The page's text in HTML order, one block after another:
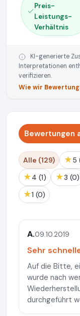
Preis-
Leistungs-
Verhältnis
KI-generierte
Interpretationen
verifizieren.
Wie wir
Bewertungen
Alle (129) ★
★ 4 (1) ★ 3 (0)
★ 1 (0)
A.09.10.2019
Sehr
Auf die Bitte,
wurde nach
durchgeführt